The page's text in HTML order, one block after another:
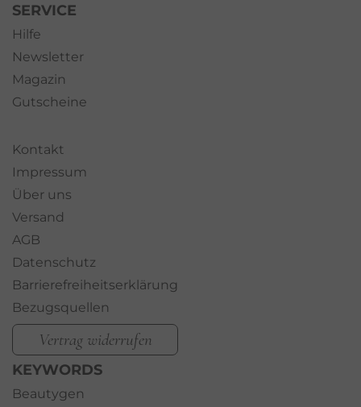
SERVICE
Hilfe
Newsletter
Magazin
Gutscheine
Kontakt
Impressum
Über uns
Versand
AGB
Datenschutz
Barrierefreiheitserklärung
Bezugsquellen
Vertrag widerrufen
KEYWORDS
Beautygen